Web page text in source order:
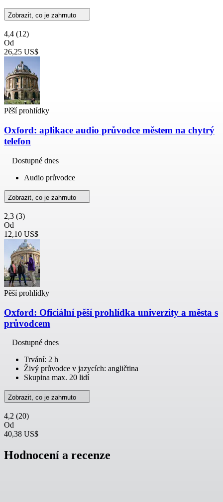
Zobrazit, co je zahrnuto
4,4 (12)
Od
26,25 US$
Pěší prohlídky
Oxford: aplikace audio průvodce městem na chytrý
telefon
Dostupné dnes
Audio průvodce
Zobrazit, co je zahrnuto
2,3 (3)
Od
12,10 US$
Pěší prohlídky
Oxford: Oficiální pěší prohlídka univerzity a města s
průvodcem
Dostupné dnes
Trvání: 2 h
Živý průvodce v jazycích: angličtina
Skupina max. 20 lidí
Zobrazit, co je zahrnuto
4,2 (20)
Od
40,38 US$
Hodnocení a recenze